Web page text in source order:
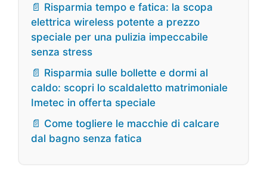
📄 Risparmia tempo e fatica: la scopa
elettrica wireless potente a prezzo
speciale per una pulizia impeccabile
senza stress
📄 Risparmia sulle bollette e dormi al
caldo: scopri lo scaldaletto matrimoniale
Imetec in offerta speciale
📄 Come togliere le macchie di calcare
dal bagno senza fatica